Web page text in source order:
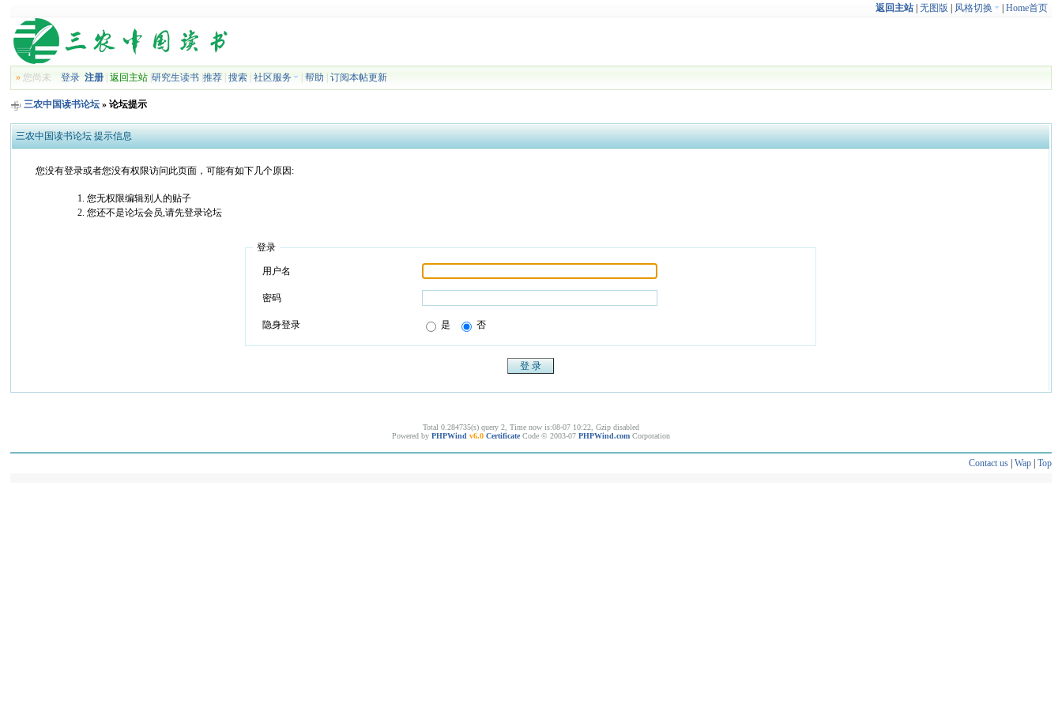
返回主站| 无图版 风格切换 Home首页
» 您尚未登录 注册 |返回主站 |研究生读书 |推荐 |搜索 |社区服务 |帮助 |订阅本帖更新
三农中国读书论坛 » 论坛提示
三农中国读书论坛 提示信息
您没有登录或者您没有权限访问此页面，可能有如下几个原因:
您无权限编辑别人的贴子
您还不是论坛会员,请先登录论坛
登录
用户名
密码
隐身登录 是 否
Total 0.284735(s) query 2, Time now is:08-07 10:22, Gzip disabled
Powered by PHPWind v6.0 Certificate Code © 2003-07 PHPWind.com Corporation
Contact us| Wap| Top